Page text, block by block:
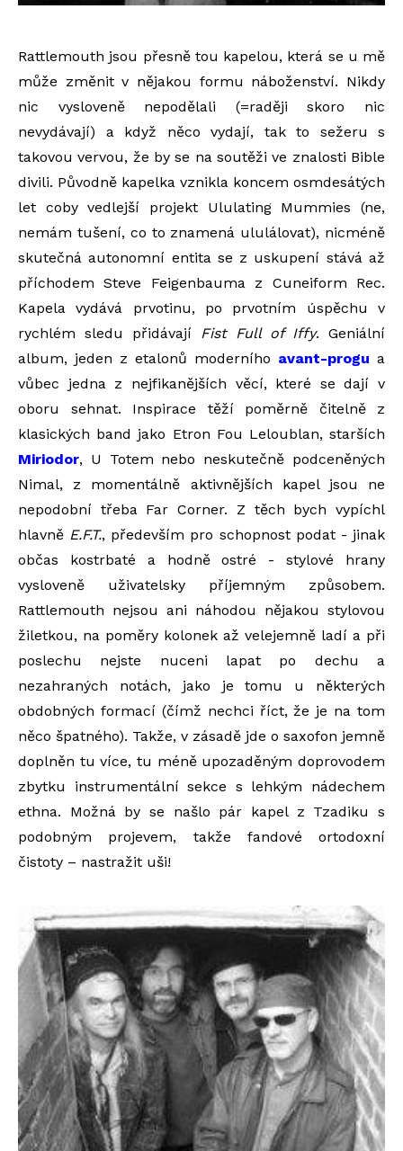
Rattlemouth jsou přesně tou kapelou, která se u mě
může změnit v nějakou formu náboženství. Nikdy
nic vysloveně nepodělali (=raději skoro nic
nevydávají) a když něco vydají, tak to sežeru s
takovou vervou, že by se na soutěži ve znalosti Bible
divili. Původně kapelka vznikla koncem osmdesátých
let coby vedlejší projekt Ululating Mummies (ne,
nemám tušení, co to znamená ululálovat), nicméně
skutečná autonomní entita se z uskupení stává až
příchodem Steve Feigenbauma z Cuneiform Rec.
Kapela vydává prvotinu, po prvotním úspěchu v
rychlém sledu přidávají
Fist Full of Iffy. Geniální
album, jeden z etalonů moderního avant-progu a
vůbec jedna z nejfikanějších věcí, které se dají v
oboru sehnat. Inspirace těží poměrně čitelně z
klasických band jako Etron Fou Leloublan, starších
Miriodor, U Totem nebo neskutečně podceněných
Nimal, z momentálně aktivnějších kapel jsou ne
nepodobní třeba Far Corner. Z těch bych vypíchl
hlavně E.F.T., především pro schopnost podat - jinak
občas kostrbaté a hodně ostré - stylové hrany
vysloveně uživatelsky příjemným způsobem.
Rattlemouth nejsou ani náhodou nějakou stylovou
žiletkou, na poměry kolonek až velejemně ladí a při
poslechu nejste nuceni lapat po dechu a
nezahraných notách, jako je tomu u některých
obdobných formací (čímž nechci říct, že je na tom
něco špatného). Takže, v zásadě jde o saxofon jemně
doplněn tu více, tu méně upozaděným doprovodem
zbytku instrumentální sekce s lehkým nádechem
ethna. Možná by se našlo pár kapel z Tzadiku s
podobným projevem, takže fandové ortodoxní
čistoty – nastražit uši!